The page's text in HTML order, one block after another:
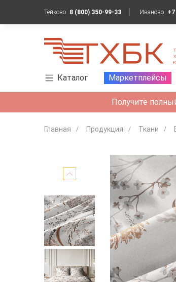
Тейково 8 (800) 350-99-33 Иваново
Каталог Маркетплейсы
Получите
Главная Продукция Ткани